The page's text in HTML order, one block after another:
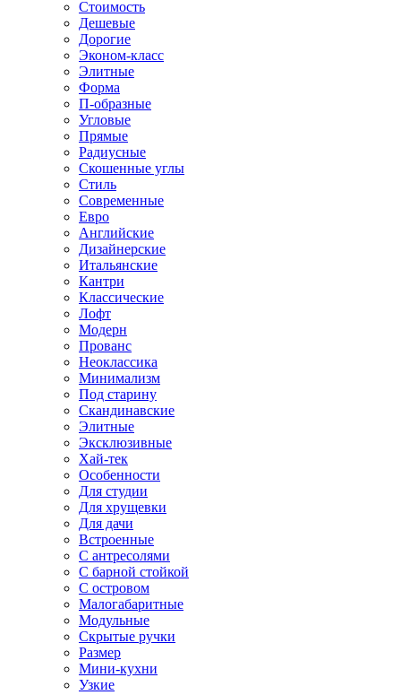
Стоимость
Дешевые
Дорогие
Эконом-класс
Элитные
Форма
П-образные
Угловые
Прямые
Радиусные
Скошенные углы
Стиль
Современные
Евро
Английские
Дизайнерские
Итальянские
Кантри
Классические
Лофт
Модерн
Прованс
Неоклассика
Минимализм
Под старину
Скандинавские
Элитные
Эксклюзивные
Хай-тек
Особенности
Для студии
Для хрущевки
Для дачи
Встроенные
С антресолями
С барной стойкой
С островом
Малогабаритные
Модульные
Скрытые ручки
Размер
Мини-кухни
Узкие